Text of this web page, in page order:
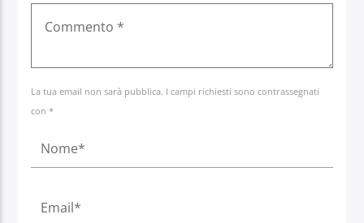
La tua email non sarà pubblica. I campi richiesti sono contrassegnati
con *